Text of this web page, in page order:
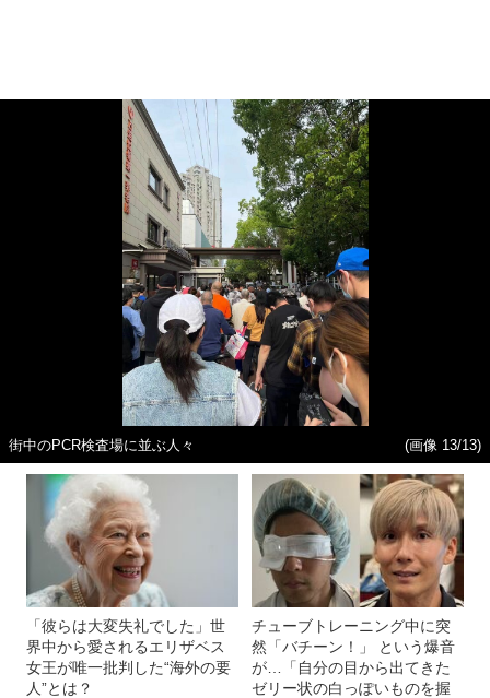
街中のPCR検査場に並ぶ人々 (画像 13/13)
「彼らは大変失礼でした」世
界中から愛されるエリザベス
女王が唯一批判した“海外の要
人”とは？
チューブトレーニング中に突
然「バチーン！」 という爆音
が…「自分の目から出てきた
ゼリー状の白っぽいものを握